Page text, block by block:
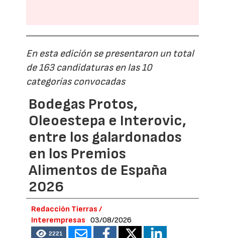
En esta edición se presentaron un total
de 163 candidaturas en las 10
categorías convocadas
Bodegas Protos,
Oleoestepa e Interovic,
entre los galardonados
en los Premios
Alimentos de España
2026
Redacción Tierras /
Interempresas
03/08/2026
2221